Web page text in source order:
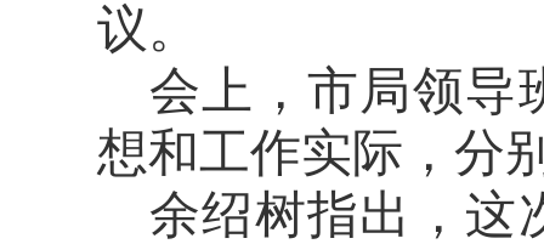
议。
会上，市局领导
想和工作实际，分
余绍树指出，这